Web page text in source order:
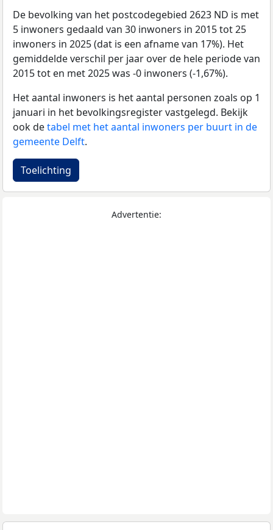
De bevolking van het postcodegebied 2623 ND is met
5 inwoners gedaald van 30 inwoners in 2015 tot 25
inwoners in 2025 (dat is een afname van 17%). Het
gemiddelde verschil per jaar over de hele periode van
2015 tot en met 2025 was -0 inwoners (-1,67%).
Het aantal inwoners is het aantal personen zoals op 1
januari in het bevolkingsregister vastgelegd. Bekijk
ook detabel met het aantal inwoners per buurt in de
gemeente Delft.
Toelichting
Advertentie: